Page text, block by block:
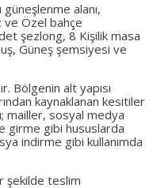
alanı,
ve Özel bahçe
şezlong, 8 Kişilik masa
Güneş şemsiyesi ve
Bölgenin alt yapısı
kaynaklanan kesitiler
mailler, sosyal medya
girme gibi hususlarda
indirme gibi kullanımda
şekilde teslim